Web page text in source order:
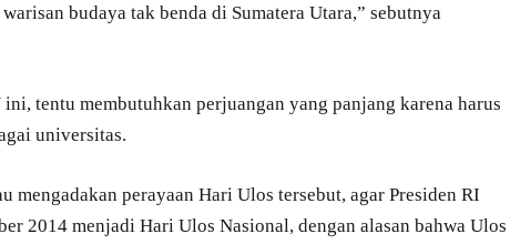
budaya tak benda di Sumatera Utara,” sebutnya
tentu membutuhkan perjuangan yang panjang karena harus
universitas.
mengadakan perayaan Hari Ulos tersebut, agar Presiden RI
2014 menjadi Hari Ulos Nasional, dengan alasan bahwa Ulos